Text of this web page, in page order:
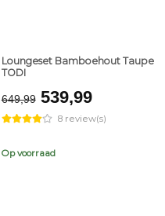
Loungeset Bamboehout Taupe
TODI
649,99 Original
price
was:
€649,99.
539,99Current
price
is:
8 review(s)
Op voorraad